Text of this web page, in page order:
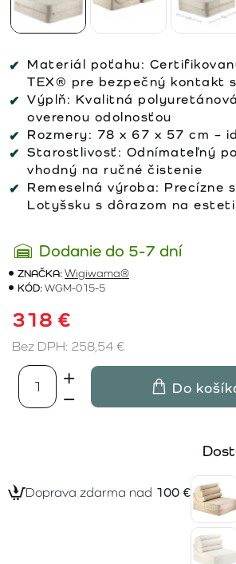
Materiál poťahu:
TEX® pre bezpečný kontakt
Výplň: Kvalitná
overenou odolnosťou
Rozmery: 78 x 67 x 57 cm –
Starostlivosť: Odnímateľný
vhodný na ručné čistenie
Remeselná výroba: Precízne
Lotyšsku s dôrazom na
Dodanie do 5-7 dní
ZNAČKA:Wigiwama®
KÓD:WGM-015-5
318 €
Bez DPH: 258,54 €
Do
Doprava zdarma nad 100 €